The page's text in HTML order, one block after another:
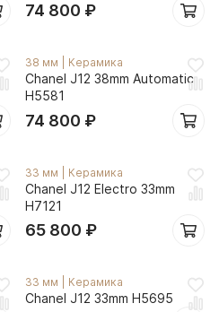
74 800 ₽
38 мм Керамика
Chanel J12 38mm Automatic
H5581
74 800 ₽
33 мм Керамика
Chanel J12 Electro 33mm
H7121
65 800 ₽
33 мм Керамика
Chanel J12 33mm H5695